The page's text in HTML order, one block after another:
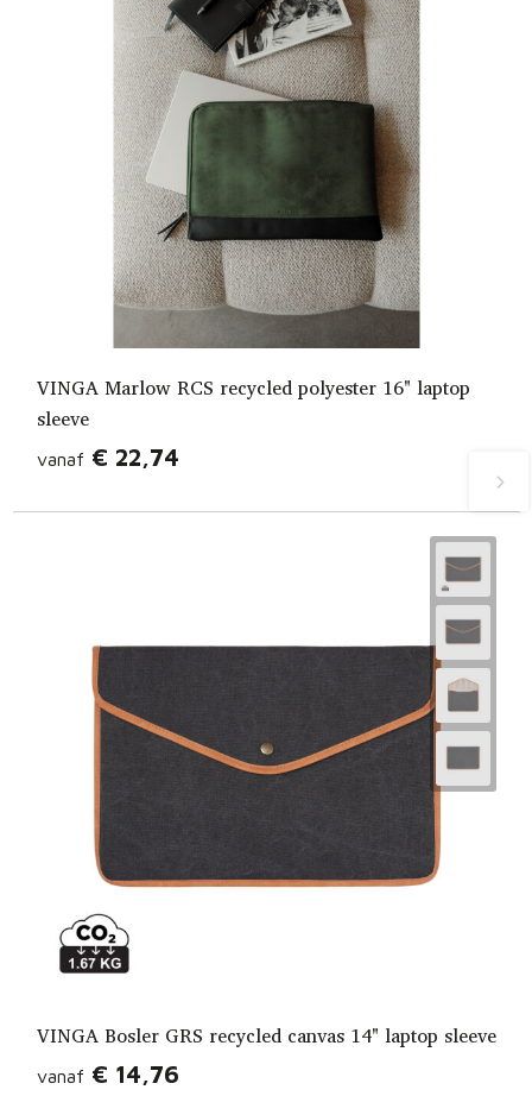
VINGA Marlow RCS recycled polyester 16" laptop
sleeve
vanaf € 22,74
VINGA Bosler GRS recycled canvas 14" laptop sleeve
vanaf € 14,76